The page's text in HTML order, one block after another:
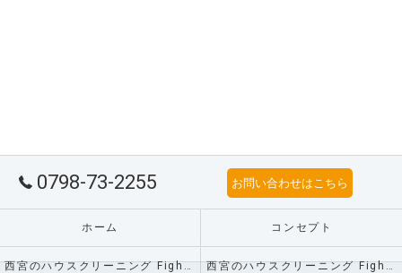
0798-73-2255 お問い合わせはこちら
ホーム コンセプト
西宮のハウスクリーニング Fight!の口コミ情報 西宮のハウスクリーニング Fight!の評判